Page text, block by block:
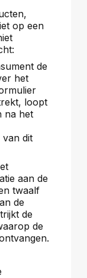
op een
de
het
loopt
na het
van dit
aan de
twaalf
de
de
de